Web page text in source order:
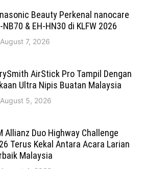
Beauty Perkenal nanocare
NB70 & EH-HN30 di KLFW 2026
August 7, 2026
AirStick Pro Tampil Dengan
Ultra Nipis Buatan Malaysia
August 5, 2026
Allianz Duo Highway Challenge
Terus Kekal Antara Acara Larian
Malaysia